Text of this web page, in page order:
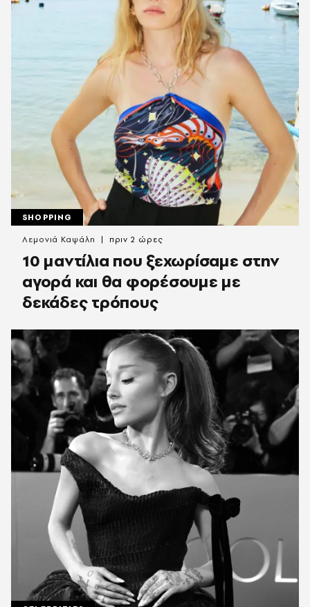
SHOPPING
10 μαντίλια που ξεχωρίσαμε στην
αγορά και θα φορέσουμε με
δεκάδες τρόπους
Λεμονιά Καψάλη πριν 2 ώρες